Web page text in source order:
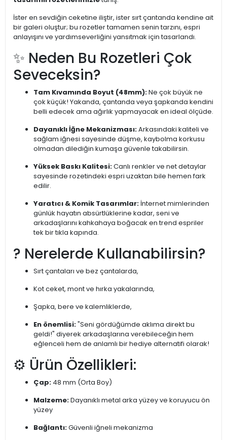
İster en sevdiğin ceketine iliştir, ister sırt çantanda kendine ait
bir galeri oluştur; bu rozetler tamamen senin tarzını, espri
anlayışını ve yardımseverliğini yansıtmak için tasarlandı.
✨ Neden Bu Rozetleri Çok
Seveceksin?
Tam Kıvamında Boyut (48mm):Ne çok büyük ne
çok küçük! Yakanda, çantanda veya şapkanda kendini
belli edecek ama ağırlık yapmayacak en ideal ölçüde.
Dayanıklı İğne Mekanizması:Arkasındaki kaliteli ve
sağlam iğnesi sayesinde düşme, kaybolma korkusu
olmadan dilediğin kumaşa güvenle takabilirsin.
Yüksek Baskı Kalitesi:Canlı renkler ve net detaylar
sayesinde rozetindeki espri uzaktan bile hemen fark
edilir.
Yaratıcı & Komik Tasarımlar: İnternet mimlerinden
günlük hayatın absürtlüklerine kadar, seni ve
arkadaşlarını kahkahaya boğacak en trend espriler
tek bir tıkla kapında.
? Nerelerde Kullanabilirsin?
Sırt çantaları ve bez çantalarda,
Kot ceket, mont ve hırka yakalarında,
Şapka, bere ve kalemliklerde,
En önemlisi:"Seni gördüğümde aklıma direkt bu
geldi!" diyerek arkadaşlarına verebileceğin hem
eğlenceli hem de anlamlı bir hediye alternatifi olarak!
⚙️ Ürün Özellikleri:
Çap: 48 mm (Orta Boy)
Malzeme:Dayanıklı metal arka yüzey ve koruyucu ön
yüzey
Bağlantı:Güvenli iğneli mekanizma